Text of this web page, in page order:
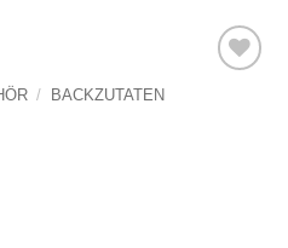
/ BACKZUTATEN